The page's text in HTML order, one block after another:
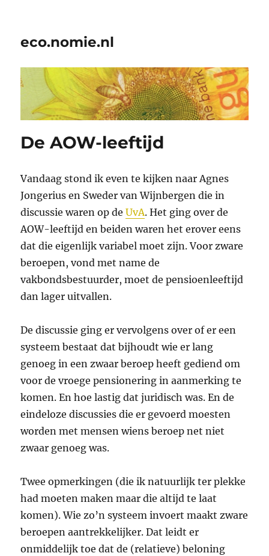
eco.nomie.nl
De AOW-leeftijd
Vandaag stond ik even te kijken naar Agnes
Jongerius en Sweder van Wijnbergen die in
discussie waren op deUvA. Het ging over de
AOW-leeftijd en beiden waren het erover eens
dat die eigenlijk variabel moet zijn. Voor zware
beroepen, vond met name de
vakbondsbestuurder, moet de pensioenleeftijd
dan lager uitvallen.
De discussie ging er vervolgens over of er een
systeem bestaat dat bijhoudt wie er lang
genoeg in een zwaar beroep heeft gediend om
voor de vroege pensionering in aanmerking te
komen. En hoe lastig dat juridisch was. En de
eindeloze discussies die er gevoerd moesten
worden met mensen wiens beroep net niet
zwaar genoeg was.
Twee opmerkingen (die ik natuurlijk ter plekke
had moeten maken maar die altijd te laat
komen). Wie zo’n systeem invoert maakt zware
beroepen aantrekkelijker. Dat leidt er
onmiddelijk toe dat de (relatieve) beloning